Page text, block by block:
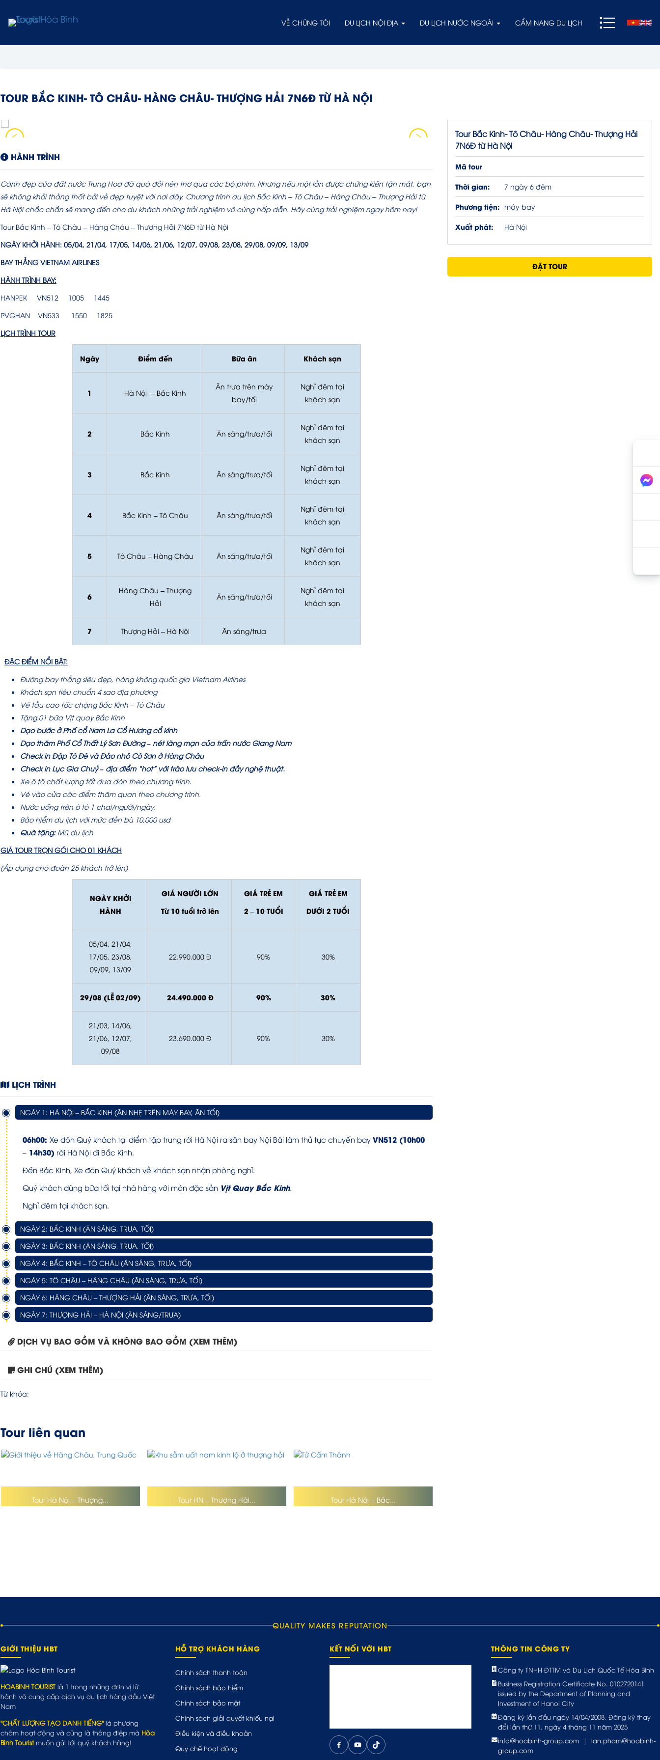
VỀ CHÚNG TÔI DU LỊCH NỘI ĐỊA DU LỊCH NƯỚC NGOÀI CẨM NANG DU LỊCH
TOUR BẮC KINH- TÔ CHÂU- HÀNG CHÂU- THƯỢNG HẢI 7N6Đ TỪ HÀ NỘI
HÀNH TRÌNH
Cảnh đẹp của đất nước Trung Hoa đã quá đỗi nên thơ qua các bộ phim. Nhưng nếu một lần được chứng kiến tận mắt, bạn
sẽ không khỏi thảng thốt bởi vẻ đẹp tuyệt vời nơi đây. Chương trình du lịch Bắc Kinh – Tô Châu – Hàng Châu – Thượng Hải từ
Hà Nội chắc chắn sẽ mang đến cho du khách những trải nghiệm vô cùng hấp dẫn. Hãy cùng trải nghiệm ngay hôm nay!
Tour Bắc Kinh – Tô Châu – Hàng Châu – Thượng Hải 7N6Đ từ Hà Nội
NGÀY KHỞI HÀNH: 05/04, 21/04, 17/05, 14/06, 21/06, 12/07, 09/08, 23/08, 29/08, 09/09, 13/09
BAY THẲNG VIETNAM AIRLINES
HÀNH TRÌNH BAY:
HANPEK VN512 1005 1445
PVGHAN VN533 1550 1825
LỊCH TRÌNH TOUR
Ngày Điểm đến Bữa ăn Khách sạn
1 Hà Nội – Bắc Kinh
Ăn trưa trên máy
bay/tối
Nghỉ đêm tại
khách sạn
2 Bắc Kinh Ăn sáng/trưa/tối
Nghỉ đêm tại
khách sạn
3 Bắc Kinh Ăn sáng/trưa/tối
Nghỉ đêm tại
khách sạn
4 Bắc Kinh – Tô Châu Ăn sáng/trưa/tối
Nghỉ đêm tại
khách sạn
5 Tô Châu – Hàng Châu Ăn sáng/trưa/tối
Nghỉ đêm tại
khách sạn
6
Hàng Châu – Thượng
Hải
Ăn sáng/trưa/tối
Nghỉ đêm tại
khách sạn
7 Thượng Hải – Hà Nội Ăn sáng/trưa
ĐẶC ĐIỂM NỔI BẬT:
Đường bay thẳng siêu đẹp, hàng không quốc gia Vietnam Airlines
Khách sạn tiêu chuẩn 4 sao địa phương
Vé tầu cao tốc chặng Bắc Kinh – Tô Châu
Tặng 01 bữa Vịt quay Bắc Kinh
Dạo bước ở Phố cổ Nam La Cổ Hương cổ kính
Dạo thăm Phố Cổ Thất Lý Sơn Đường – nét lãng mạn của trấn nước Giang Nam
Check in Đập Tô Đê và Đảo nhỏ Cô Sơn ở Hàng Châu
Check in Lục Gia Chuỷ – địa điểm “hot” với trào lưu check-in đầy nghệ thuật.
Xe ô tô chất lượng tốt đưa đón theo chương trình.
Vé vào cửa các điểm thăm quan theo chương trình.
Nước uống trên ô tô 1 chai/người/ngày.
Bảo hiểm du lịch với mức đền bù 10,000 usd
Quà tặng: Mũ du lịch
GIÁ TOUR TRỌN GÓI CHO 01 KHÁCH
(Áp dụng cho đoàn 25 khách trở lên)
NGÀY KHỞI
HÀNH
GIÁ NGƯỜI LỚN
Từ 10 tuổi trở lên
GIÁ TRẺ EM
2 – 10 TUỔI
GIÁ TRẺ EM
DƯỚI 2 TUỔI
05/04, 21/04,
17/05, 23/08,
09/09, 13/09
22.990.000 Đ 90% 30%
29/08 (LỄ 02/09) 24.490.000 Đ 90% 30%
21/03, 14/06,
21/06, 12/07,
09/08
23.690.000 Đ 90% 30%
LỊCH TRÌNH
NGÀY 1: HÀ NỘI – BẮC KINH (ĂN NHẸ TRÊN MÁY BAY, ĂN TỐI)
06h00: Xe đón Quý khách tại điểm tập trung rời Hà Nội ra sân bay Nội Bài làm thủ tục chuyến bay VN512 (10h00
– 14h30) rời Hà Nội đi Bắc Kinh.
Đến Bắc Kinh, Xe đón Quý khách về khách sạn nhận phòng nghỉ.
Quý khách dùng bữa tối tại nhà hàng với món đặc sản Vịt Quay Bắc Kinh.
Nghỉ đêm tại khách sạn.
NGÀY 2: BẮC KINH (ĂN SÁNG, TRƯA, TỐI)
NGÀY 3: BẮC KINH (ĂN SÁNG, TRƯA, TỐI)
NGÀY 4: BẮC KINH – TÔ CHÂU (ĂN SÁNG, TRƯA, TỐI)
NGÀY 5: TÔ CHÂU – HÀNG CHÂU (ĂN SÁNG, TRƯA, TỐI)
NGÀY 6: HÀNG CHÂU – THƯỢNG HẢI (ĂN SÁNG, TRƯA, TỐI)
NGÀY 7: THƯỢNG HẢI – HÀ NỘI (ĂN SÁNG/TRƯA)
DỊCH VỤ BAO GỒM VÀ KHÔNG BAO GỒM (XEM THÊM)
GHI CHÚ (XEM THÊM)
Từ khóa:
Tour liên quan
Tour Hà Nội – Thượng... Tour HN – Thượng Hải... Tour Hà Nội – Bắc...
Tour Bắc Kinh- Tô Châu- Hàng Châu- Thượng Hải
7N6Đ từ Hà Nội
Mã tour
Thời gian:
7 ngày 6 đêm
Phương tiện: máy bay
Xuất phát: Hà Nội
ĐẶT TOUR
QUALITY MAKES REPUTATION
GIỚI THIỆU HBT
HOABINH TOURIST là 1 trong những đơn vị lữ
hành và cung cấp dịch vụ du lịch hàng đầu Việt
Nam
"CHẤT LƯỢNG TẠO DANH TIẾNG" là phương
châm hoạt động và cũng là thông điệp mà Hòa
Bình Touristmuốn gửi tới quý khách hàng!
HỖ TRỢ KHÁCH HÀNG
Chính sách thanh toán
Chính sách bảo hiểm
Chính sách bảo mật
Chính sách giải quyết khiếu nại
Điều kiện và điều khoản
Quy chế hoạt động
KẾT NỐI VỚI HBT THÔNG TIN CÔNG TY
Công ty TNHH ĐTTM và Du Lịch Quốc Tế Hòa Bình
Business Registration Certificate No. 0102720141
issued by the Department of Planning and
Investment of Hanoi City
Đăng ký lần đầu ngày 14/04/2008. Đăng ký thay
đổi lần thứ 11, ngày 4 tháng 11 năm 2025
info@hoabinh-group.com
|
lan.pham@hoabinh-
group.com